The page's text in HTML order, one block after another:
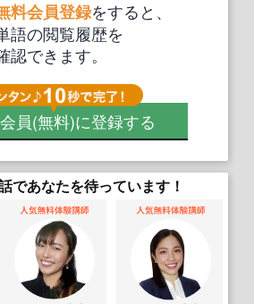
料会員登録をすると、
語の閲覧履歴を
認できます。
員(無料)に登録する
であなたを待っています！